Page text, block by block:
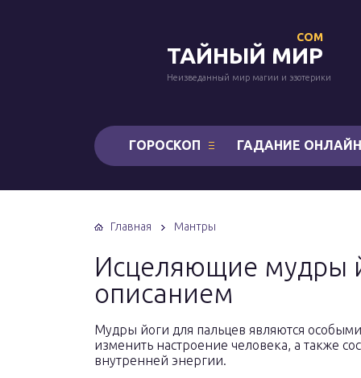
ТАЙНЫЙ МИР
COM
Неизведанный мир магии и эзотерики
ГОРОСКОП ГАДАНИЕ ОНЛАЙН
Главная Мантры
Исцеляющие мудры
описанием
Мудры йоги для пальцев являются
изменить настроение человека, а также
внутренней энергии.